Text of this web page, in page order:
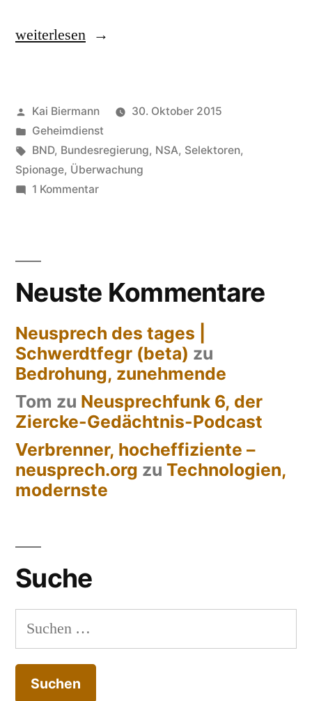
„Vertrauensperson,
weiterlesen
Veröffentlicht
von
Kai Biermann
30. Oktober 2015
Veröffentlicht
in
Geheimdienst
Schlagwörter:
BND, Bundesregierung, NSA, Selektoren,
Spionage, Überwachung
1 Kommentarzu
Neuste Kommentare
Neusprech des tages |
Schwerdtfegr (beta) zu
Bedrohung, zunehmende
Tom zu Neusprechfunk 6, der
Ziercke-Gedächtnis-Podcast
Verbrenner, hocheffiziente –
neusprech.org zu Technologien,
modernste
Suche
Suchen
nach: